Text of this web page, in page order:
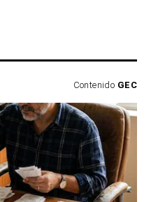
Contenido GEC